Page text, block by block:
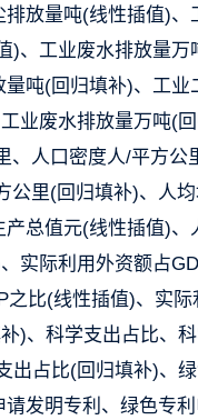
排放量吨(线性插值)、
)、工业废水排放量万
量吨(回归填补)、工业
业废水排放量万吨(
、人口密度人/平方公
公里(回归填补)、人
产总值元(线性插值)、
实际利用外资额占
之比(线性插值)、实
)、科学支出占比、
出占比(回归填补)、
请发明专利、绿色专